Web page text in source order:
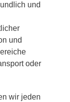
und
und
oder
wir jeden